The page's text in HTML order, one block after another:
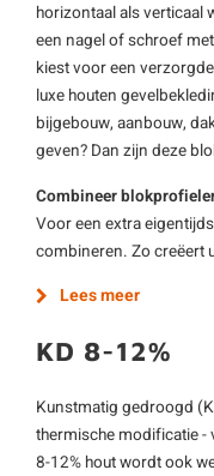
horizontaal als verticaal
een nagel of schroef
kiest voor een
luxe houten
bijgebouw, aanbouw,
geven? Dan zijn deze
Combineer
Voor een extra
combineren. Zo creëert
Lees meer
KD 8-12%
Kunstmatig gedroogd
thermische modificatie -
8-12% hout wordt ook